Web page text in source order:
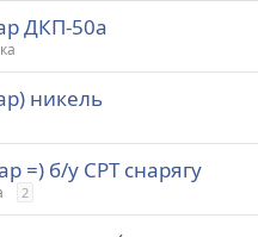
ДКП-50a
никель
=) б/у СРТ снарягу
2